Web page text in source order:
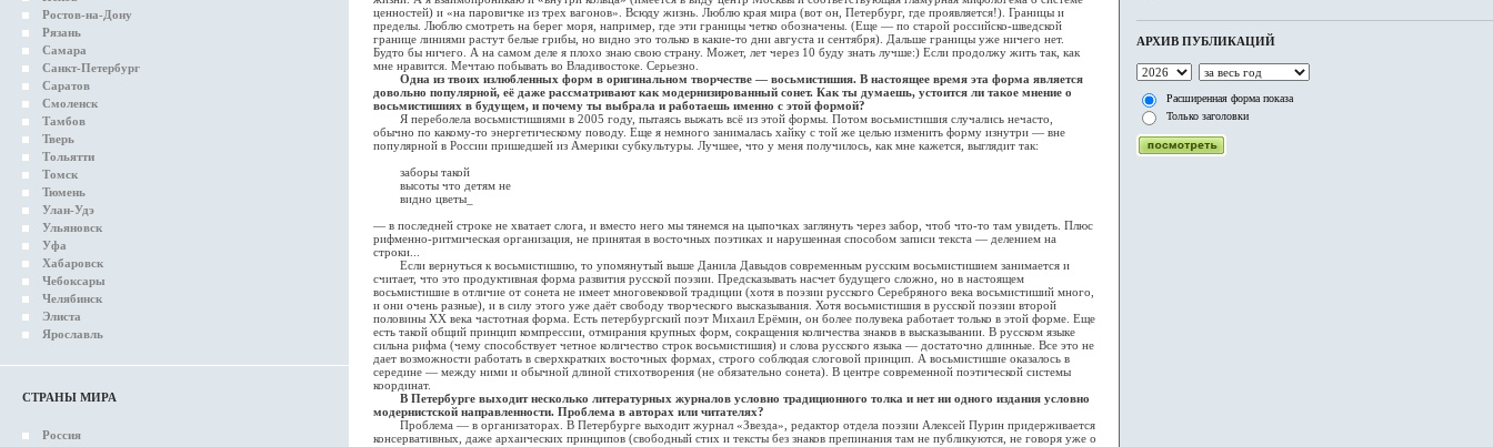
Ростов-на-Дону
Рязань
Самара
Санкт-Петербург
Саратов
Смоленск
Тамбов
Тверь
Тольятти
Томск
Тюмень
Улан-Удэ
Ульяновск
Уфа
Хабаровск
Чебоксары
Челябинск
Элиста
Ярославль
СТРАНЫ МИРА
Россия
ценностей) и «на паровичке из трех вагонов». Всюду жизнь. Люблю края мира (вот он, Петербург, где проявляется!). Границы и
пределы. Люблю смотреть на берег моря, например, где эти границы четко обозначены. (Еще — по старой российско-шведской
границе линиями растут белые грибы, но видно это только в какие-то дни августа и сентября). Дальше границы уже ничего нет.
Будто бы ничего. А на самом деле я плохо знаю свою страну. Может, лет через 10 буду знать лучше:) Если продолжу жить так, как
мне нравится. Мечтаю побывать во Владивостоке. Серьезно.
Одна из твоих излюбленных форм в оригинальном творчестве — восьмистишия. В настоящее время эта форма является
довольно популярной, её даже рассматривают как модернизированный сонет. Как ты думаешь, устоится ли такое мнение о
восьмистишиях в будущем, и почему ты выбрала и работаешь именно с этой формой?
Я переболела восьмистишиями в 2005 году, пытаясь выжать всё из этой формы. Потом восьмистишия случались нечасто,
обычно по какому-то энергетическому поводу. Еще я немного занималась хайку с той же целью изменить форму изнутри — вне
популярной в России пришедшей из Америки субкультуры. Лучшее, что у меня получилось, как мне кажется, выглядит так:
заборы такой
высоты что детям не
видно цветы_
— в последней строке не хватает слога, и вместо него мы тянемся на цыпочках заглянуть через забор, чтоб что-то там увидеть. Плюс
рифменно-ритмическая организация, не принятая в восточных поэтиках и нарушенная способом записи текста — делением на
строки...
Если вернуться к восьмистишию, то упомянутый выше Данила Давыдов современным русским восьмистишием занимается и
считает, что это продуктивная форма развития русской поэзии. Предсказывать насчет будущего сложно, но в настоящем
восьмистишие в отличие от сонета не имеет многовековой традиции (хотя в поэзии русского Серебряного века восьмистиший много,
и они очень разные), и в силу этого уже даёт свободу творческого высказывания. Хотя восьмистишия в русской поэзии второй
половины ХХ века частотная форма. Есть петербургский поэт Михаил Ерёмин, он более полувека работает только в этой форме. Еще
есть такой общий принцип компрессии, отмирания крупных форм, сокращения количества знаков в высказывании. В русском языке
сильна рифма (чему способствует четное количество строк восьмистишия) и слова русского языка — достаточно длинные. Все это не
дает возможности работать в сверхкратких восточных формах, строго соблюдая слоговой принцип. А восьмистишие оказалось в
середине — между ними и обычной длиной стихотворения (не обязательно сонета). В центре современной поэтической системы
координат.
В Петербурге выходит несколько литературных журналов условно традиционного толка и нет ни одного издания условно
модернистской направленности. Проблема в авторах или читателях?
Проблема — в организаторах. В Петербурге выходит журнал «Звезда», редактор отдела поэзии Алексей Пурин придерживается
консервативных, даже архаических принципов (свободный стих и тексты без знаков препинания там не публикуются, не говоря уже о
АРХИВ ПУБЛИКАЦИЙ
Расширенная форма показа
Только заголовки